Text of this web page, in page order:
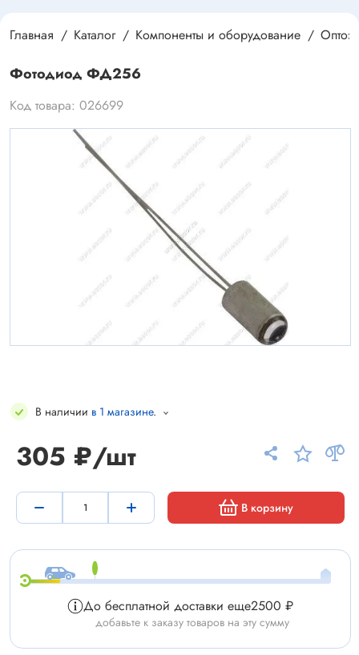
Главная Каталог Компоненты и оборудование
Фотодиод ФД256
Код товара: 026699
В наличии в 1 магазине.
305 ₽/шт
В корзину
До бесплатной доставки еще2500 ₽
добавьте к заказу товаров на эту сумму